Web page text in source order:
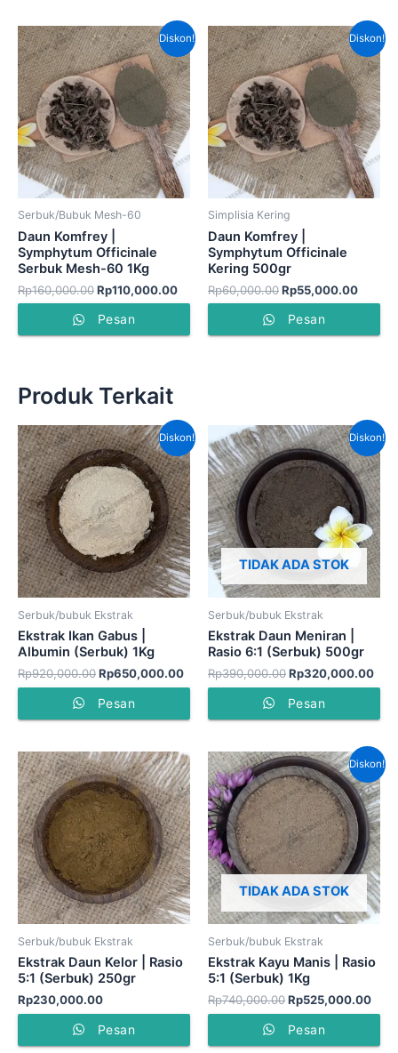
Diskon!
Serbuk/Bubuk Mesh-60
Daun Komfrey |
Symphytum Officinale
Serbuk Mesh-60 1Kg
Rp160,000.00
Harga
aslinya
adalah:
Rp160,000.00.
Rp110,000.00
Harga
saat
ini
adalah:
Rp110,000.00.
Pesan
Diskon!
Simplisia Kering
Daun Komfrey |
Symphytum Officinale
Kering 500gr
Rp60,000.00
Harga
aslinya
adalah:
Rp60,000.00.
Rp55,000.00
Harga
saat
ini
Pesan
Produk Terkait
Diskon!
Serbuk/bubuk Ekstrak
Ekstrak Ikan Gabus |
Albumin (Serbuk) 1Kg
Rp920,000.00
Harga
aslinya
adalah:
Rp920,000.00.
Rp650,000.00
Harga
saat
ini
adalah:
Rp650,000.00.
Pesan
Diskon!
TIDAK ADA STOK
Serbuk/bubuk Ekstrak
Ekstrak Daun Meniran |
Rasio 6:1 (Serbuk) 500gr
Rp390,000.00
Harga
aslinya
adalah:
Rp390,000.00.
Rp320,000.00
saat
ini
Pesan
Serbuk/bubuk Ekstrak
Ekstrak Daun Kelor | Rasio
5:1 (Serbuk) 250gr
Rp230,000.00
Pesan
Diskon!
TIDAK ADA STOK
Serbuk/bubuk Ekstrak
Ekstrak Kayu Manis | Rasio
5:1 (Serbuk) 1Kg
Rp740,000.00
Harga
aslinya
adalah:
Rp740,000.00.
Rp525,000.00
saat
ini
Pesan